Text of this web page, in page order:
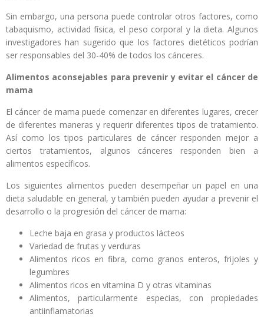
Sin embargo, una persona puede controlar otros factores, como
tabaquismo, actividad física, el peso corporal y la dieta. Algunos
investigadores han sugerido que los factores dietéticos podrían
ser responsables del 30-40% de todos los cánceres.
Alimentos aconsejables para prevenir y evitar el cáncer de
mama
El cáncer de mama puede comenzar en diferentes lugares, crecer
de diferentes maneras y requerir diferentes tipos de tratamiento.
Así como los tipos particulares de cáncer responden mejor a
ciertos tratamientos, algunos cánceres responden bien a
alimentos específicos.
Los siguientes alimentos pueden desempeñar un papel en una
dieta saludable en general, y también pueden ayudar a prevenir el
desarrollo o la progresión del cáncer de mama:
Leche baja en grasa y productos lácteos
Variedad de frutas y verduras
Alimentos ricos en fibra, como granos enteros, frijoles y
legumbres
Alimentos ricos en vitamina D y otras vitaminas
Alimentos, particularmente especias, con propiedades
antiinflamatorias